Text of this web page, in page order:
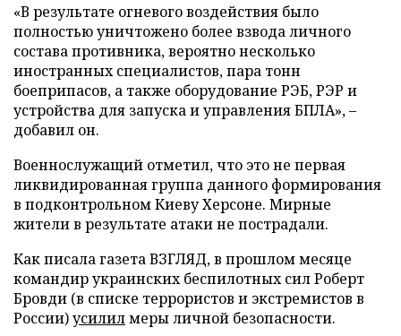
«В результате огневого воздействия было
полностью уничтожено более взвода личного
состава противника, вероятно несколько
иностранных специалистов, пара тонн
боеприпасов, а также оборудование РЭБ, РЭР и
устройства для запуска и управления БПЛА», –
добавил он.
Военнослужащий отметил, что это не первая
ликвидированная группа данного формирования
в подконтрольном Киеву Херсоне. Мирные
жители в результате атаки не пострадали.
Как писала газета ВЗГЛЯД, в прошлом месяце
командир украинских беспилотных сил Роберт
Бровди (в списке террористов и экстремистов в
России)усилилмеры личной безопасности.